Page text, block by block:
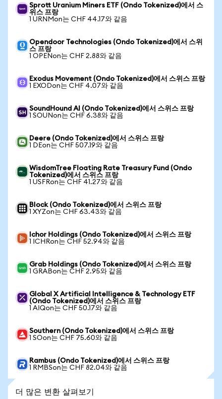
Sprott Uranium Miners ETF (Ondo Tokenized)에서 스
위스 프랑
1 URNMon는 CHF 44.17와 같음
Opendoor Technologies (Ondo Tokenized)에서 스위
스 프랑
1 OPENon는 CHF 2.88와 같음
Exodus Movement (Ondo Tokenized)에서 스위스 프랑
1 EXODon는 CHF 4.07와 같음
SoundHound AI (Ondo Tokenized)에서 스위스 프랑
1 SOUNon는 CHF 6.38와 같음
Deere (Ondo Tokenized)에서 스위스 프랑
1 DEon는 CHF 507.19와 같음
WisdomTree Floating Rate Treasury Fund (Ondo
Tokenized)에서 스위스 프랑
1 USFRon는 CHF 41.27와 같음
Block (Ondo Tokenized)에서 스위스 프랑
1 XYZon는 CHF 63.43와 같음
Ichor Holdings (Ondo Tokenized)에서 스위스 프랑
1 ICHRon는 CHF 52.94와 같음
Grab Holdings (Ondo Tokenized)에서 스위스 프랑
1 GRABon는 CHF 2.95와 같음
Global X Artificial Intelligence & Technology ETF
(Ondo Tokenized)에서 스위스 프랑
1 AIQon는 CHF 50.17와 같음
Southern (Ondo Tokenized)에서 스위스 프랑
1 SOon는 CHF 75.60와 같음
Rambus (Ondo Tokenized)에서 스위스 프랑
1 RMBSon는 CHF 82.04와 같음
더 많은 변환 살펴보기